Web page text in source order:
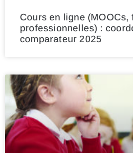
Cours en ligne (MOOCs,
professionnelles) :
comparateur 2025